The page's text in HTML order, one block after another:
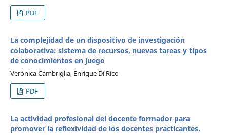
PDF
La complejidad de un dispositivo de investigación
colaborativa: sistema de recursos, nuevas tareas y tipos
de conocimientos en juego
Verónica Cambriglia, Enrique Di Rico
PDF
La actividad profesional del docente formador para
promover la reflexividad de los docentes practicantes.